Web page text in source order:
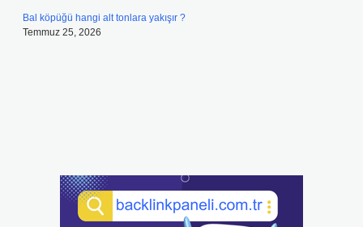
Bal köpüğü hangi alt tonlara yakışır ?
Temmuz 25, 2026